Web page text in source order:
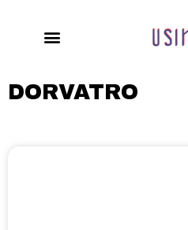
DORVATRO